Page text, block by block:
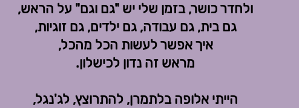
ולחדר כושר, בזמן שלי יש "גם וגם" על הראש,
גם בית, גם עבודה, גם ילדים, גם זוגיות,
איך אפשר לעשות הכל מהכל,
מראש זה נדון לכישלון.
הייתי אלופה בלתמרן, להתרוצץ, לג'נגל,